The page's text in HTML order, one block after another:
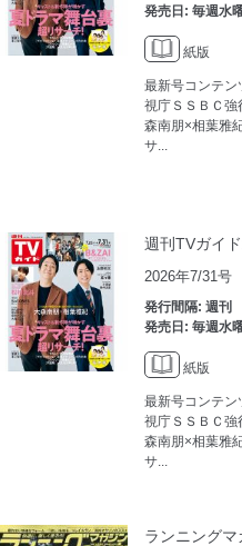
発売日: 毎週水
紙版
最新号コンテ
視庁ＳＳＢＣ
森南朋×相葉雅
サ...
週刊TVガイ
2026年7/31号
発行間隔: 週刊
発売日: 毎週水
紙版
最新号コンテ
視庁ＳＳＢＣ
森南朋×相葉雅
サ...
ランニング